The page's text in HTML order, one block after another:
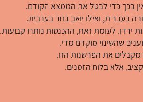
בכך כדי לבטל את הממצא הקודם.
בעברית, ואילו יואב בחר בערבית.
ירדו. לעומת זאת, ההכנסות נותרו קבועות.
שהשינוי מוקדם מדי.
מקבלים את הפרשנות הזו.
אלא בלוח הזמנים.